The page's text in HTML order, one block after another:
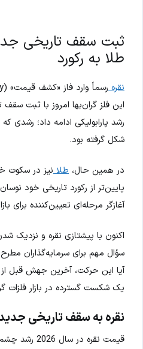
ثبت سقف تاریخی
طلا به رکورد
نقره
رشد پارابولیکی ادامه داد؛ رشدی
شکل گرفته بود.
در همین حال، طلا
پایین‌تر از رکورد تاریخی خود
آغازگر مرحله‌ای تعیین‌کننده برای
اکنون با پیشتازی نقره و نزدیک
سؤال مهم برای سرمایه‌گذاران
آیا این حرکت، آخرین جهش قبل
یک شکست گسترده در بازار فلزات
نقره به سقف تاریخی
قیمت نقره در سال 2026 رشد چشمگیری را تجربه کرده است.